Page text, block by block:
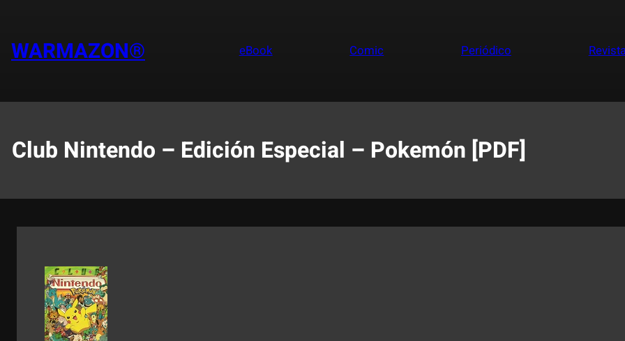
contenido
WARMAZON® eBook Comic Periódico
Club Nintendo – Edición Especial – Pokemón [PDF]